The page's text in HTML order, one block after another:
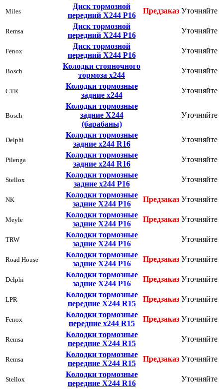
Miles
Диск тормозной
передний Х244 Р16
Предзаказ Уточняйте
Remsa
Диск тормозной
передний Х244 Р16
Уточняйте
Fenox
Диск тормозной
передний Х244 Р16
Уточняйте
Bosch
Колодки стояночного
тормоза х244
Уточняйте
CTR
Колодки тормозные
задние х244
Уточняйте
Bosch
Колодки тормозные
задние Х244
(барабаны)
Уточняйте
Delphi
Колодки тормозные
задние х244 R16
Уточняйте
Pilenga
Колодки тормозные
задние х244 R16
Уточняйте
Stellox
Колодки тормозные
задние х244 Р16
Уточняйте
NK
Колодки тормозные
задние Х244 Р16
Предзаказ Уточняйте
Meyle
Колодки тормозные
задние Х244 Р16
Предзаказ Уточняйте
TRW
Колодки тормозные
задние Х244 Р16
Уточняйте
Road House
Колодки тормозные
задние Х244 Р16
Предзаказ Уточняйте
Delphi
Колодки тормозные
задние Х244 Р16
Предзаказ Уточняйте
LPR
Колодки тормозные
передние Х244 R15
Предзаказ Уточняйте
Fenox
Колодки тормозные
передние х244 R15
Предзаказ Уточняйте
Remsa
Колодки тормозные
передние Х244 R15
Уточняйте
Remsa
Колодки тормозные
передние Х244 R15
Предзаказ Уточняйте
Stellox
Колодки тормозные
передние Х244 R16
Уточняйте